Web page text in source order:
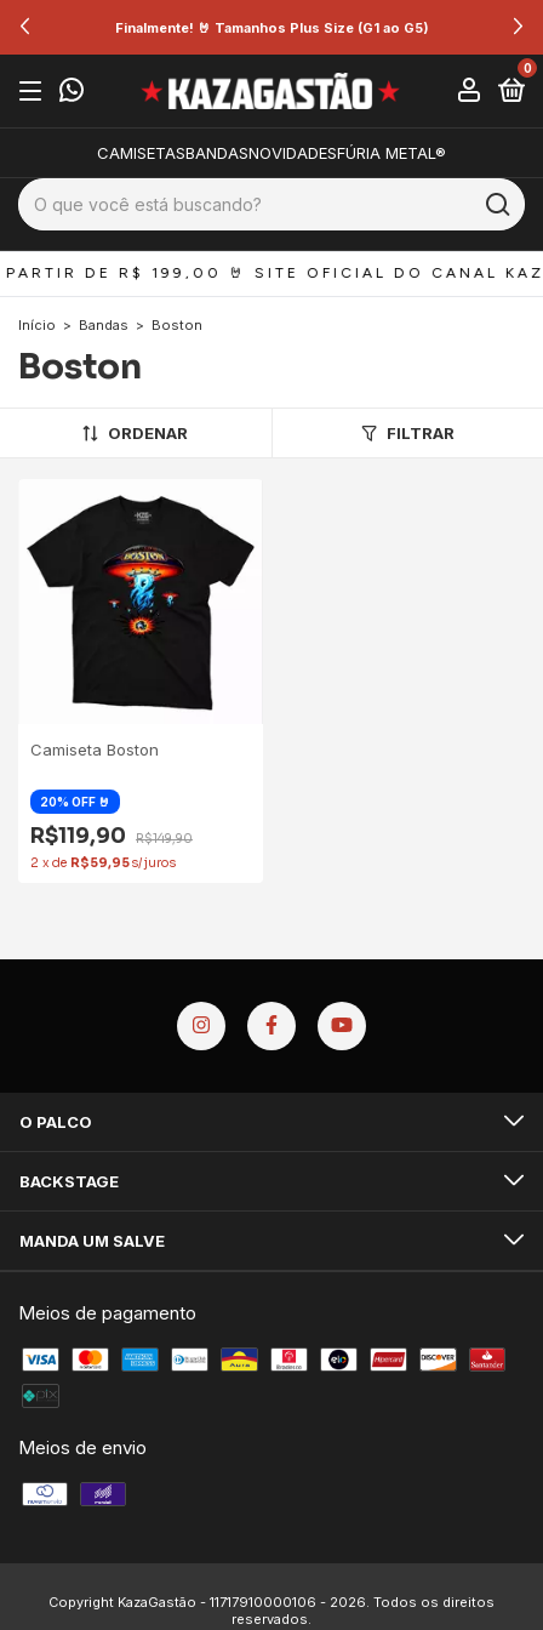
Finalmente! 🤘 Tamanhos Plus Size (G1 ao G5)
0
CAMISETASBANDASNOVIDADESFÚRIA METAL®
DE R$ 199,00 🤘 SITE OFICIAL DO CANAL
Início > Bandas > Boston
Boston
ORDENAR FILTRAR
Camiseta Boston
R$119,90
R$149,90
2 x de R$59,95
O PALCO
BACKSTAGE
MANDA UM SALVE
Meios de pagamento
Meios de envio
Copyright KazaGastão - 11717910000106 - 2026. Todos os direitos
reservados.